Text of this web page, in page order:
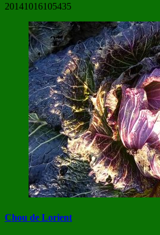
20141016105435
Chou de Lorient